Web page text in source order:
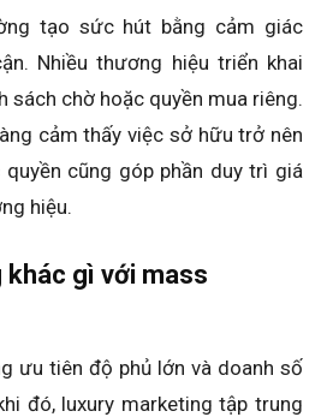
tạo sức hút bằng cảm giác
Nhiều thương hiệu triển khai
sách chờ hoặc quyền mua riêng.
cảm thấy việc sở hữu trở nên
cũng góp phần duy trì giá
hiệu.
gì với mass
ưu tiên độ phủ lớn và doanh số
đó, luxury marketing tập trung